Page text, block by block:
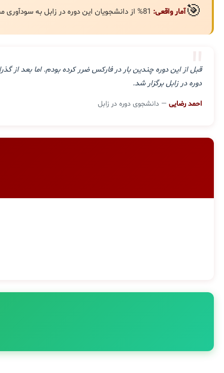
🎯آمار واقعی:
"
قبل از این دوره چندین بار در فارکس ضرر کرده بودم. اما بعد
دوره در زابل برگزار شد.
احمد رضایی — دانشجوی دوره در زابل